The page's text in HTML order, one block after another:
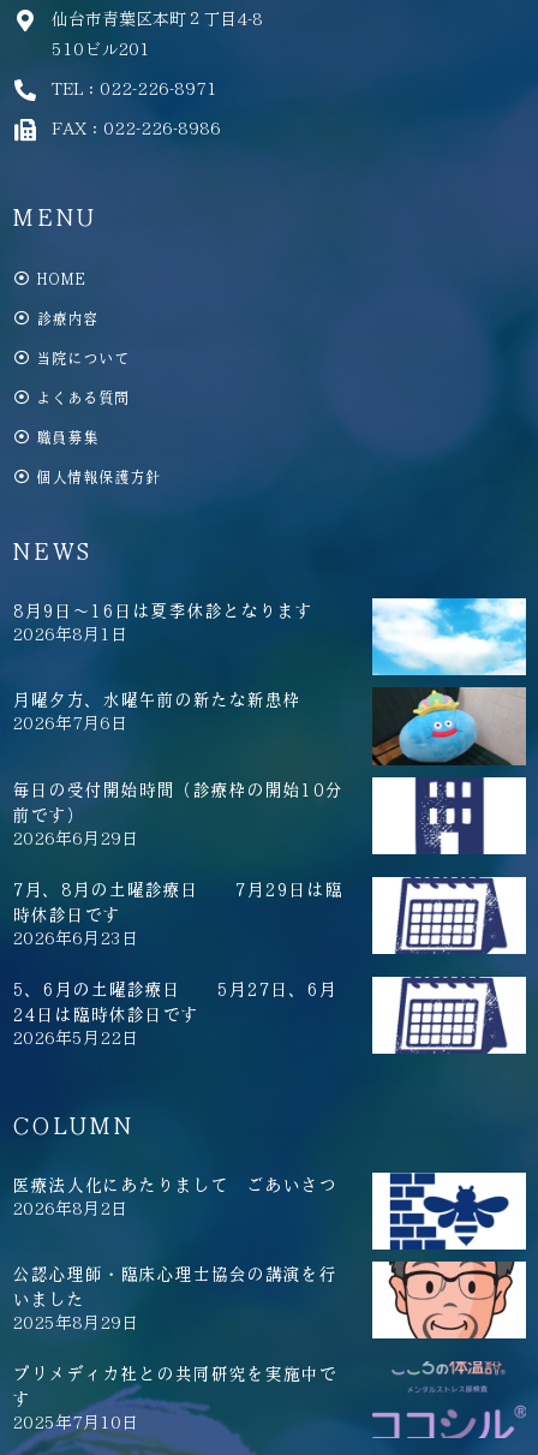
仙台市青葉区本町２丁目4-8
510ビル201
TEL：022-226-8971
FAX：022-226-8986
MENU
HOME
診療内容
当院について
よくある質問
職員募集
個人情報保護方針
NEWS
8月9日～16日は夏季休診となります
2026年8月1日
月曜夕方、水曜午前の新たな新患枠
2026年7月6日
毎日の受付開始時間（診療枠の開始10分
前です）
2026年6月29日
7月、8月の土曜診療日 7月29日は臨
時休診日です
2026年6月23日
5、6月の土曜診療日 5月27日、6月
24日は臨時休診日です
2026年5月22日
COLUMN
医療法人化にあたりまして ごあいさつ
2026年8月2日
公認心理師・臨床心理士協会の講演を行
いました
2025年8月29日
プリメディカ社との共同研究を実施中で
す
2025年7月10日